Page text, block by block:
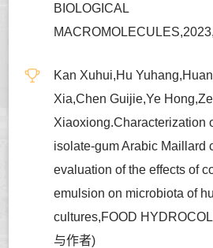
BIOLOGICAL
Kan Xuhui,Hu
Xia,Chen Guijie,Ye
Xiaoxiong.Characterization
isolate-gum Arabic Maillard
evaluation of the effects of
emulsion on microbiota of
cultures,FOOD
与作者)